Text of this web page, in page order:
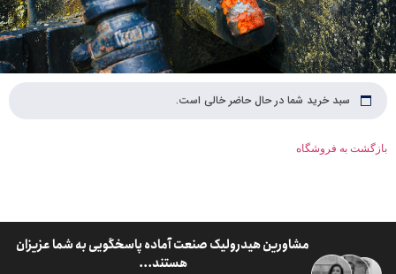
سبد خرید شما در حال حاضر خالی است.
بازگشت به فروشگاه
مشاورین هیدرولیک صنعت آماده پاسخگویی به شما عزیزان
هستند...